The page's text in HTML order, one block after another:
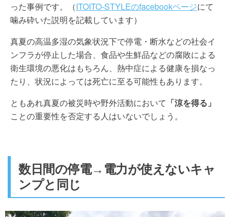
った事例です。（ITOITO-STYLEのfacebookページにて
噛み砕いた説明を記載しています）
真夏の高温多湿の気象状況下で停電・断水などの社会イ
ンフラが停止した場合、食品や生鮮品などの腐敗による
衛生環境の悪化はもちろん、熱中症による健康を損なっ
たり、状況によっては死亡に至る可能性もあります。
ともあれ真夏の被災時や野外活動において 「涼を得る」
ことの重要性を否定する人はいないでしょう。
数日間の停電→電力が使えないキャ
ンプと同じ